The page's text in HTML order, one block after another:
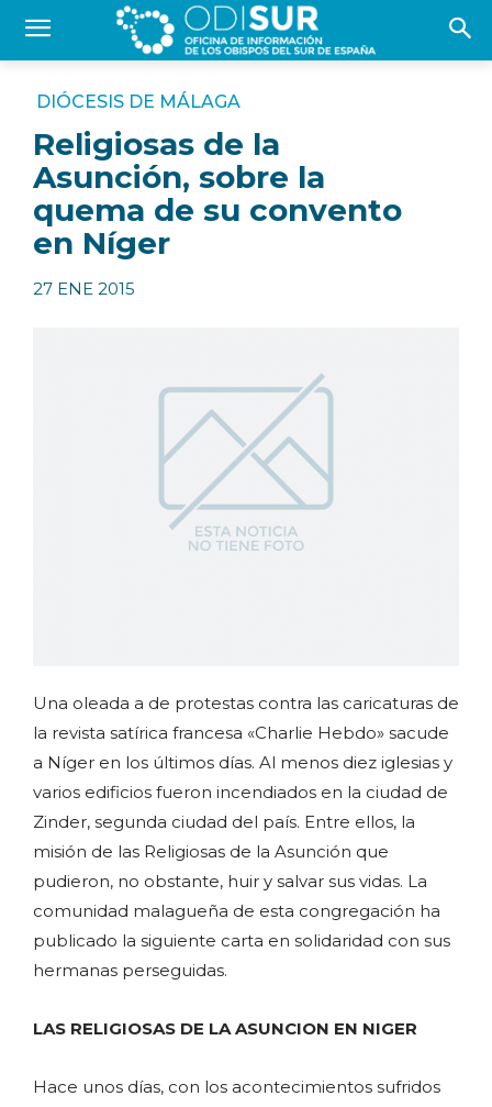
DIÓCESIS DE MÁLAGA
Religiosas de la
Asunción, sobre la
quema de su convento
en Níger
27 ENE 2015
Una oleada a de protestas contra las caricaturas de
la revista satírica francesa «Charlie Hebdo» sacude
a Níger en los últimos días. Al menos diez iglesias y
varios edificios fueron incendiados en la ciudad de
Zinder, segunda ciudad del país. Entre ellos, la
misión de las Religiosas de la Asunción que
pudieron, no obstante, huir y salvar sus vidas. La
comunidad malagueña de esta congregación ha
publicado la siguiente carta en solidaridad con sus
hermanas perseguidas.
LAS RELIGIOSAS DE LA ASUNCION EN NIGER
Hace unos días, con los acontecimientos sufridos